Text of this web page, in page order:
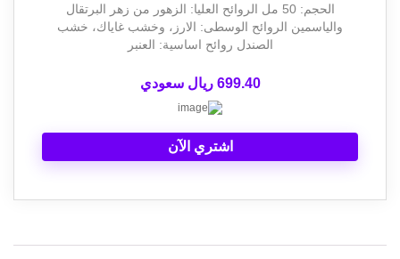
الحجم: 50 مل الروائح العليا: الزهور من زهر البرتقال
والياسمين الروائح الوسطى: الارز، وخشب غاياك، خشب
الصندل روائح اساسية: العنبر
699.40 ريال سعودي
اشتري الآن